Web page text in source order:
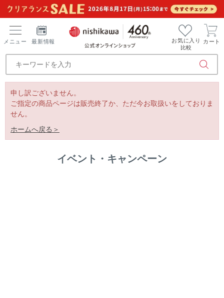
メニュー 最新情報
お気に入り
比較
カート
申し訳ございません。
ご指定の商品ページは販売終了か、ただ今お取扱いをしておりま
せん。
ホームへ戻る＞
イベント・キャンペーン